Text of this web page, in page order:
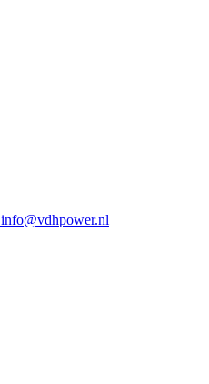
info@vdhpower.nl